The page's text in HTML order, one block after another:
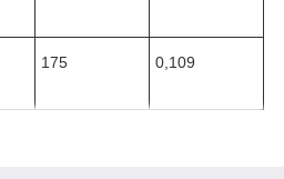
175 0,109